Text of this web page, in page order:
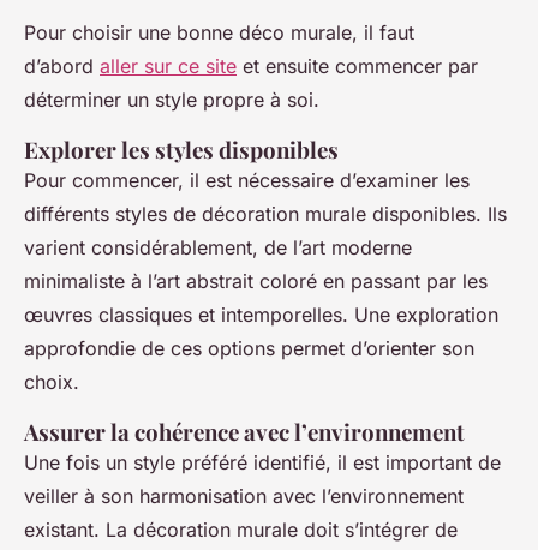
Pour choisir une bonne déco murale, il faut
d’abord aller sur ce site et ensuite commencer par
déterminer un style propre à soi.
Explorer les styles disponibles
Pour commencer, il est nécessaire d’examiner les
différents styles de décoration murale disponibles. Ils
varient considérablement, de l’art moderne
minimaliste à l’art abstrait coloré en passant par les
œuvres classiques et intemporelles. Une exploration
approfondie de ces options permet d’orienter son
choix.
Assurer la cohérence avec l’environnement
Une fois un style préféré identifié, il est important de
veiller à son harmonisation avec l’environnement
existant. La décoration murale doit s’intégrer de